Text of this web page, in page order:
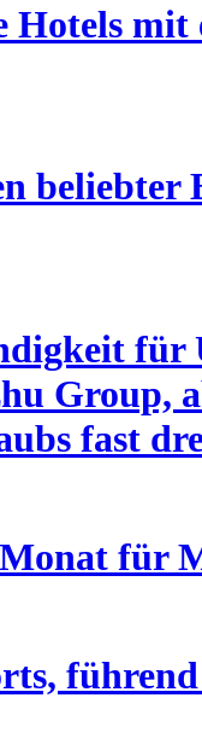
Hotels
beliebter
für
Group,
fast
für